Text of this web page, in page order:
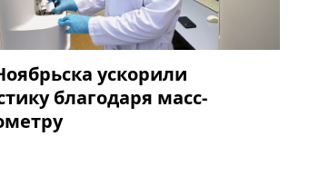
ускорили
благодаря масс-